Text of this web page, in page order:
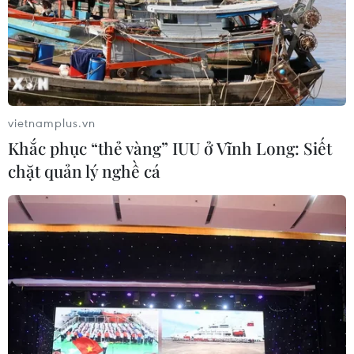
các xã hội già hóa khác đã từng đối mặt - thoát
khỏi cái bẫy thu nhập trung bình.
Các nhà phân tích cho biết lương hưu thấp và sự
bất an liên quan đến các nhu cầu cơ bản bao
gồm chăm sóc sức khỏe trong một xã hội nơi
nhiều người già phụ thuộc vào con cái để hỗ trợ
tài chính sẽ hạn chế tiềm năng của ngành.
vietnamplus.vn
Khắc phục “thẻ vàng” IUU ở Vĩnh Long: Siết
chặt quản lý nghề cá